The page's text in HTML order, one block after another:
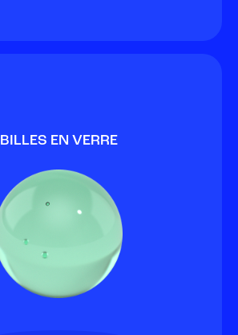
BILLES EN VERRE